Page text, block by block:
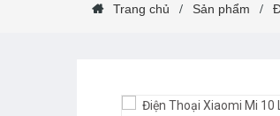
Trang chủ / Sản phẩm /